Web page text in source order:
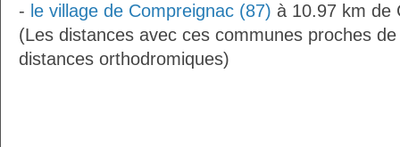
- le village de Compreignac (87) à 10.97 km de
(Les distances avec ces communes proches
distances orthodromiques)